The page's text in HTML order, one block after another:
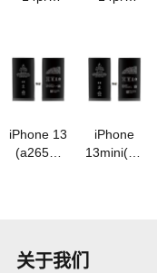
3.86v/4850mah
A级钴电
池芯
超高容量
A级钴电
池
iPhone 13
(a2655)
iPhone
关于我们